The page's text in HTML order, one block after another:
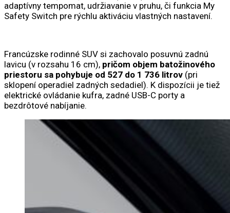
adaptívny tempomat, udržiavanie v pruhu, či funkcia My
Safety Switch pre rýchlu aktiváciu vlastných nastavení.
Francúzske rodinné SUV si zachovalo posuvnú zadnú
lavicu (v rozsahu 16 cm), pričom objem batožinového
priestoru sa pohybuje od 527 do 1 736 litrov (pri
sklopení operadiel zadných sedadiel). K dispozícii je tiež
elektrické ovládanie kufra, zadné USB-C porty a
bezdrôtové nabíjanie.